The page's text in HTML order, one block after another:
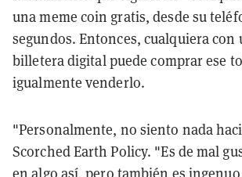
una meme coin gratis, desde su
segundos. Entonces, cualquiera con
billetera digital puede comprar ese
igualmente venderlo.
"Personalmente, no siento nada
Scorched Earth Policy. "Es de mal